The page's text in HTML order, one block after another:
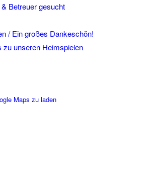
Betreuer gesucht
/ Ein großes Dankeschön!
zu unseren Heimspielen
Maps zu laden